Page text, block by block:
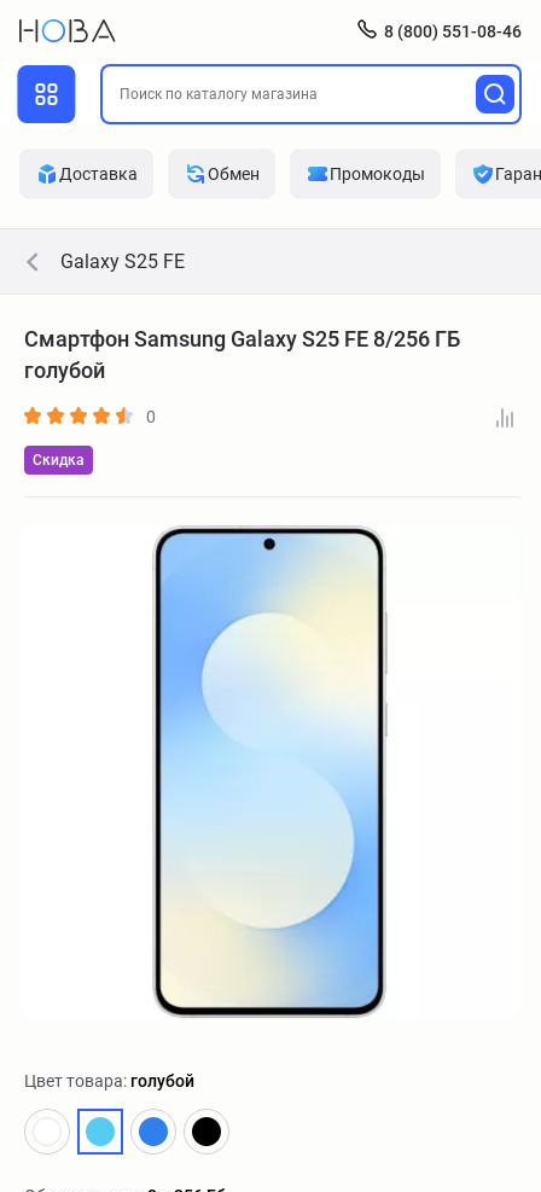
8 (800) 551-08-46
Доставка Обмен Промокоды
Galaxy S25 FE
Смартфон Samsung Galaxy S25 FE 8/256 ГБ
голубой
0
Скидка
Цвет товара:голубой